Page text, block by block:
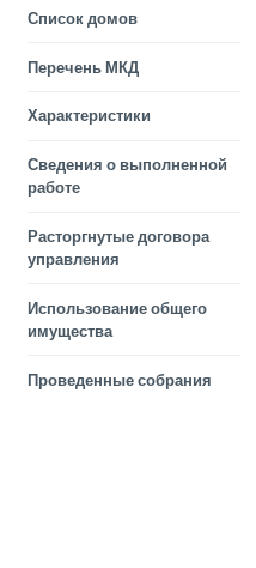
Список домов
Перечень МКД
Характеристики
Сведения о выполненной
работе
Расторгнутые договора
управления
Использование общего
имущества
Проведенные собрания